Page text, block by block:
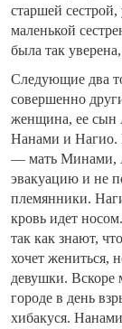
старшей
маленькой
была так
Следующие два
совершенно
женщина, ее сын
Нанами и Нагио.
— мать Минами,
эвакуацию и не
племянники.
кровь идет
так как знают,
хочет жениться,
девушки. Вскоре
городе в день
хибакуся.